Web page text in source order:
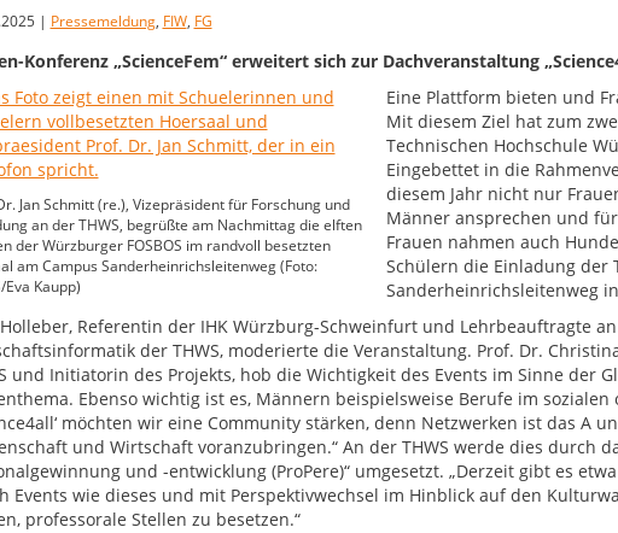
| Pressemeldung, FIW, FG
Konferenz „ScienceFem“ erweitert sich zur Dachveranstaltung
Jan Schmitt (re.), Vizepräsident für Forschung und
an der THWS, begrüßte am Nachmittag die elften
der Würzburger FOSBOS im randvoll besetzten
am Campus Sanderheinrichsleitenweg (Foto:
Eva Kaupp)
Eine Plattform bieten und
Mit diesem Ziel hat zum
Technischen Hochschule
Eingebettet in die
diesem Jahr nicht nur
Männer ansprechen und
Frauen nahmen auch
Schülern die Einladung der
Sanderheinrichsleitenweg
Referentin der IHK Würzburg-Schweinfurt und Lehrbeauftragte
der THWS, moderierte die Veranstaltung. Prof. Dr.
und Initiatorin des Projekts, hob die Wichtigkeit des Events im Sinne der
Ebenso wichtig ist es, Männern beispielsweise Berufe im
möchten wir eine Community stärken, denn Netzwerken ist das A
und Wirtschaft voranzubringen.“ An der THWS werde dies durch
und -entwicklung (ProPere)“ umgesetzt. „Derzeit gibt es
Events wie dieses und mit Perspektivwechsel im Hinblick auf den
professorale Stellen zu besetzen.“